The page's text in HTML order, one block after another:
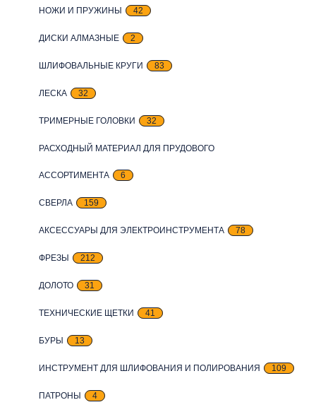
НОЖИ И ПРУЖИНЫ 42
ДИСКИ АЛМАЗНЫЕ 2
ШЛИФОВАЛЬНЫЕ КРУГИ 83
ЛЕСКА 32
ТРИМЕРНЫЕ ГОЛОВКИ 32
РАСХОДНЫЙ МАТЕРИАЛ ДЛЯ ПРУДОВОГО
АССОРТИМЕНТА 6
СВЕРЛА 159
АКСЕССУАРЫ ДЛЯ ЭЛЕКТРОИНСТРУМЕНТА 78
ФРЕЗЫ 212
ДОЛОТО 31
ТЕХНИЧЕСКИЕ ЩЕТКИ 41
БУРЫ 13
ИНСТРУМЕНТ ДЛЯ ШЛИФОВАНИЯ И ПОЛИРОВАНИЯ 109
ПАТРОНЫ 4